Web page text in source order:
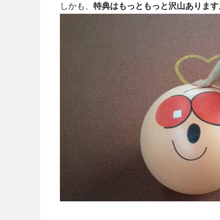
しかも、 特典はもっともっと沢山ありま